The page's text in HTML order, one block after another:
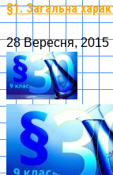
§1. Загальна
28 Вересня, 2015